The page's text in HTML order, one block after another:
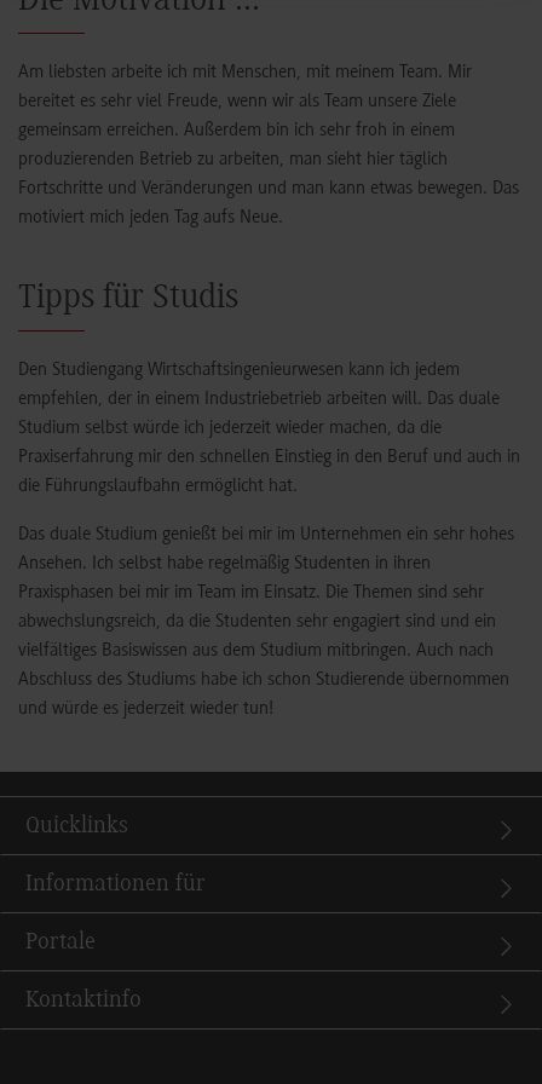
Am liebsten arbeite ich mit Menschen, mit meinem Team. Mir
bereitet es sehr viel Freude, wenn wir als Team unsere Ziele
gemeinsam erreichen. Außerdem bin ich sehr froh in einem
produzierenden Betrieb zu arbeiten, man sieht hier täglich
Fortschritte und Veränderungen und man kann etwas bewegen. Das
motiviert mich jeden Tag aufs Neue.
Tipps für Studis
Den Studiengang Wirtschaftsingenieurwesen kann ich jedem
empfehlen, der in einem Industriebetrieb arbeiten will. Das duale
Studium selbst würde ich jederzeit wieder machen, da die
Praxiserfahrung mir den schnellen Einstieg in den Beruf und auch in
die Führungslaufbahn ermöglicht hat.
Das duale Studium genießt bei mir im Unternehmen ein sehr hohes
Ansehen. Ich selbst habe regelmäßig Studenten in ihren
Praxisphasen bei mir im Team im Einsatz. Die Themen sind sehr
abwechslungsreich, da die Studenten sehr engagiert sind und ein
vielfältiges Basiswissen aus dem Studium mitbringen. Auch nach
Abschluss des Studiums habe ich schon Studierende übernommen
und würde es jederzeit wieder tun!
Quicklinks
Informationen für
Portale
Kontaktinfo